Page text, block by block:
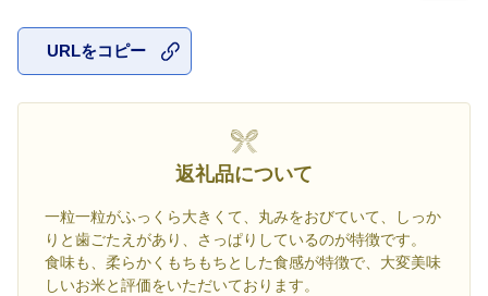
URLをコピー
返礼品について
一粒一粒がふっくら大きくて、丸みをおびていて、しっか
りと歯ごたえがあり、さっぱりしているのが特徴です。
食味も、柔らかくもちもちとした食感が特徴で、大変美味
しいお米と評価をいただいております。